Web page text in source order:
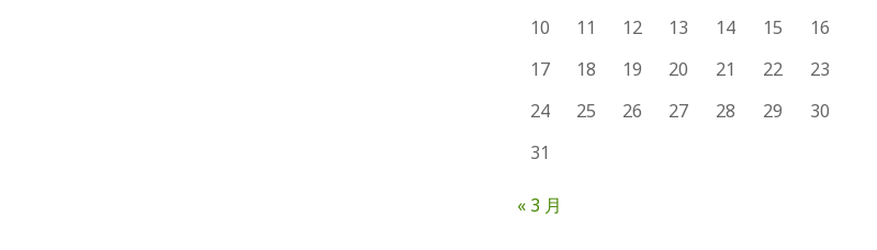
10
11 12 13 14 15
16
17
18 19 20 21 22
23
24
25 26 27 28 29
30
31
« 3 月